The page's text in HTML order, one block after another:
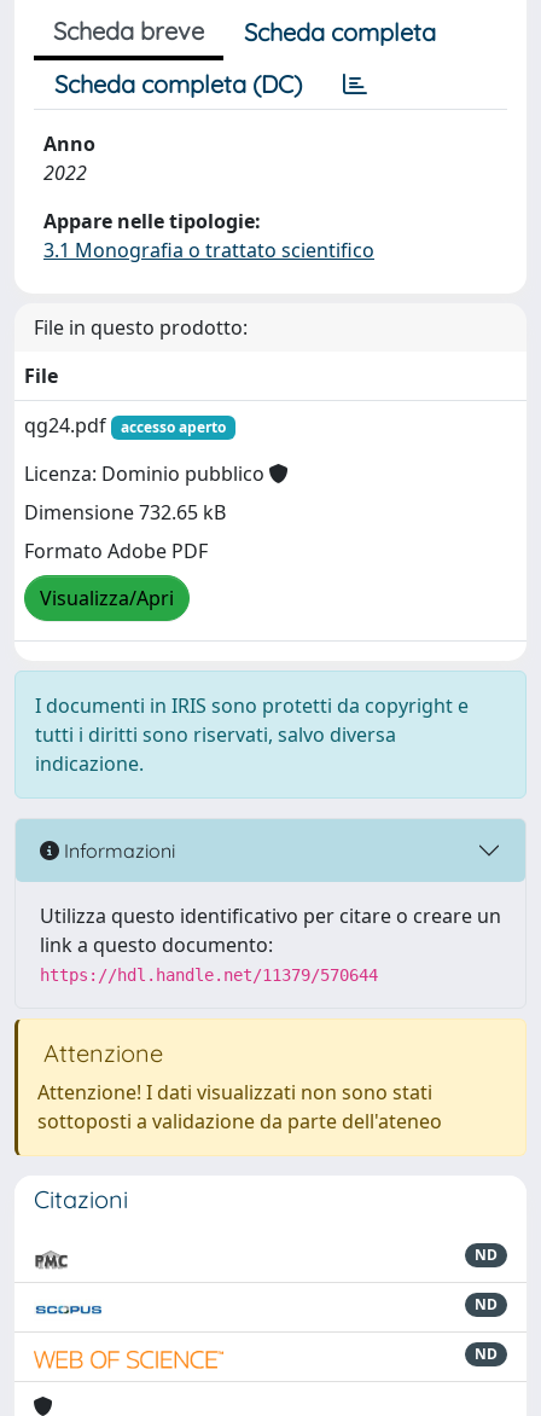
Scheda breve
Scheda completa
Scheda completa (DC)
Anno
2022
Appare nelle tipologie:
3.1 Monografia o trattato scientifico
File in questo prodotto:
File
qg24.pdf
accesso aperto
Licenza: Dominio pubblico
Dimensione 732.65 kB
Formato Adobe PDF
Visualizza/Apri
I documenti in IRIS sono protetti da copyright e
tutti i diritti sono riservati, salvo diversa
indicazione.
Informazioni
Utilizza questo identificativo per citare o creare un
link a questo documento:
https://hdl.handle.net/11379/570644
Attenzione
Attenzione! I dati visualizzati non sono stati
sottoposti a validazione da parte dell'ateneo
Citazioni
ND
ND
ND